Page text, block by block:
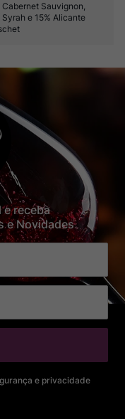
Cabernet Sauvignon,
Syrah e 15% Alicante
e receba
e Novidades
e privacidade